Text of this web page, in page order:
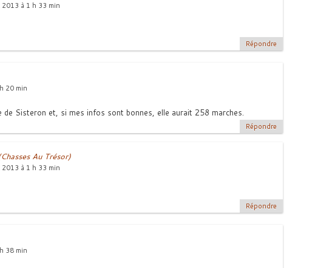
à 1 h 33 min
Répondre
20 min
de Sisteron et, si mes infos sont bonnes, elle aurait 258 marches.
Répondre
Au Trésor)
à 1 h 33 min
Répondre
38 min